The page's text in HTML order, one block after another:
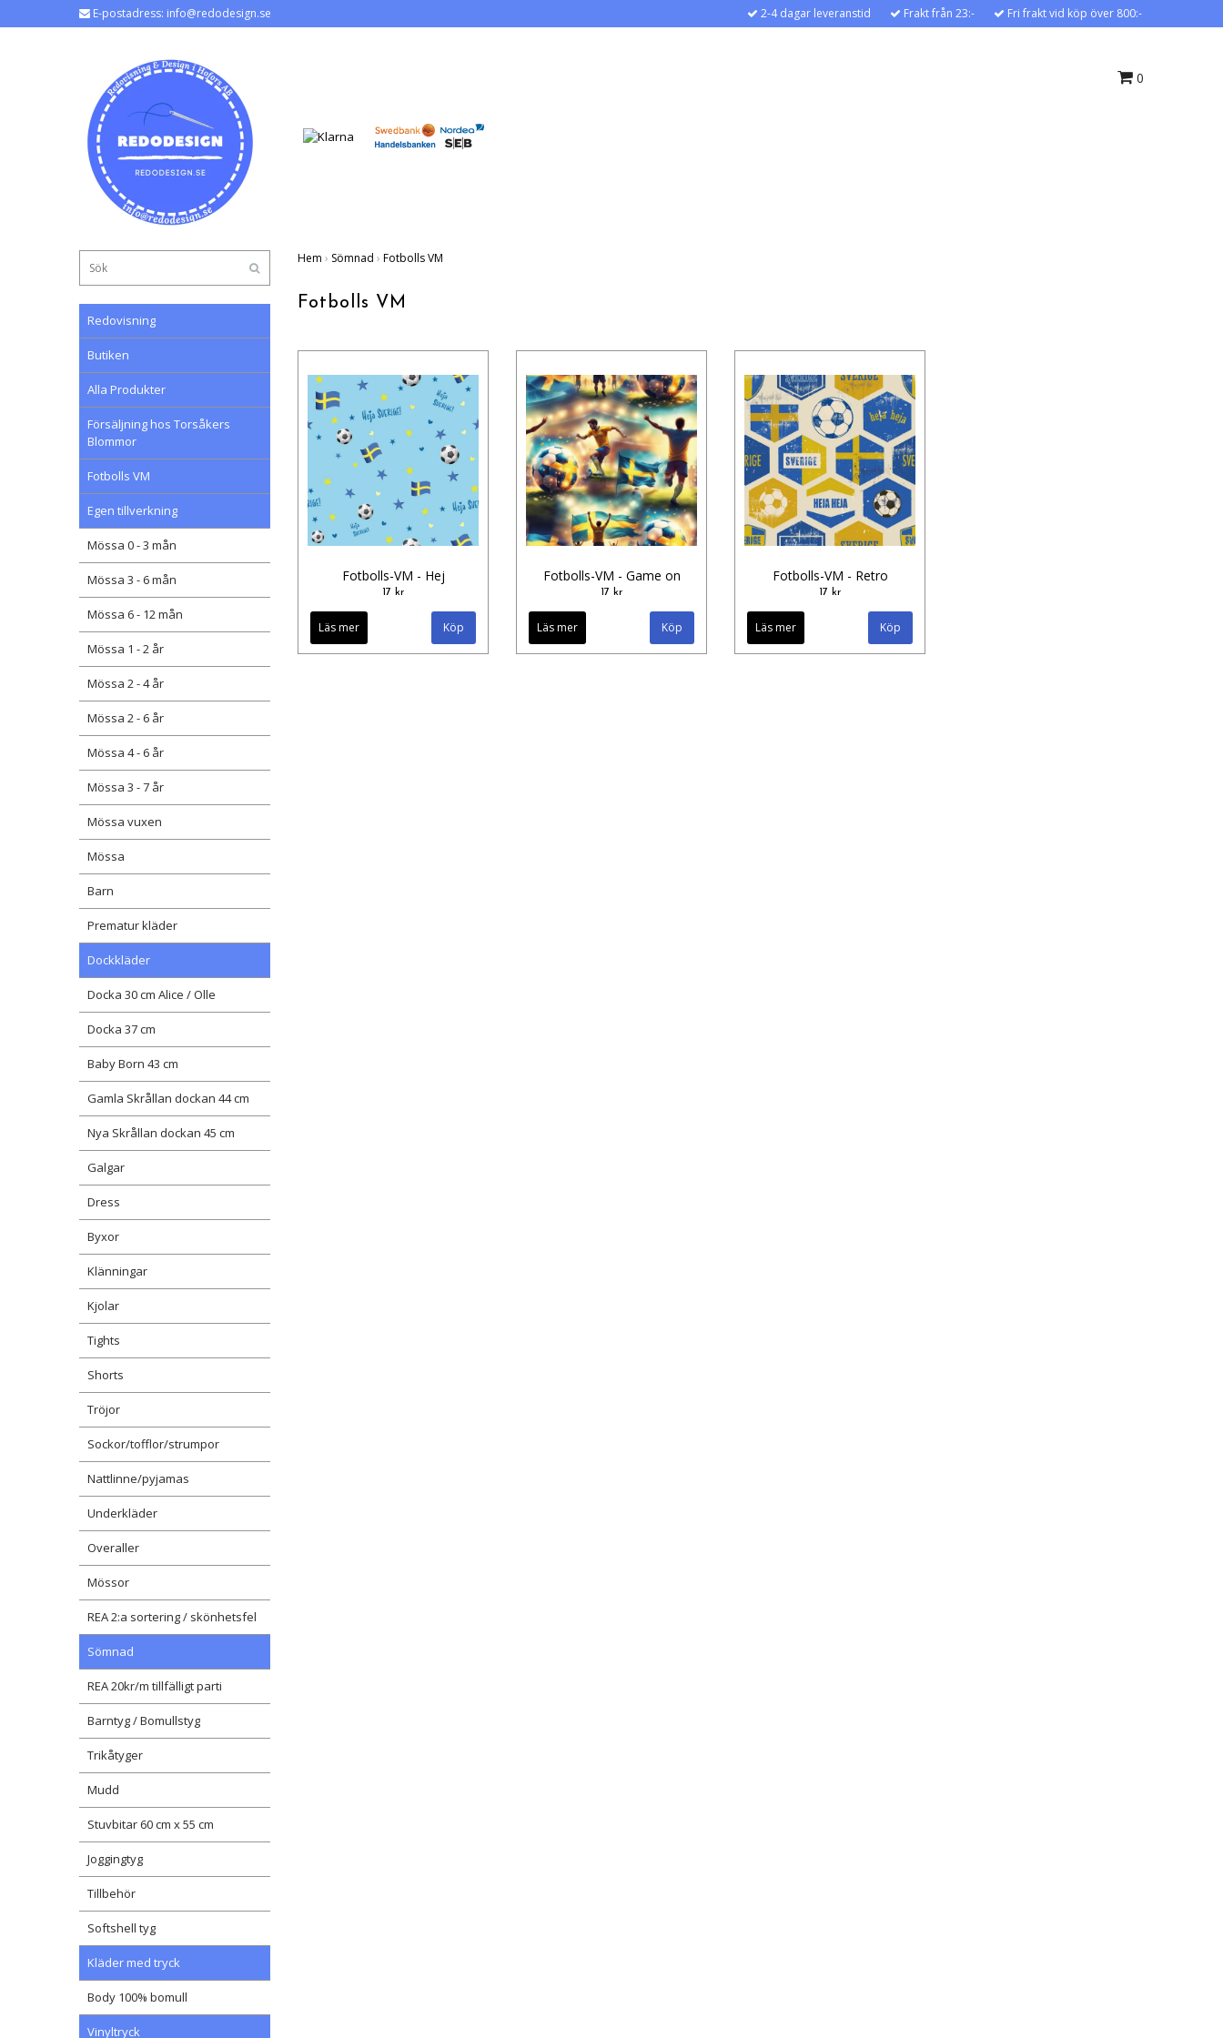
E-postadress: info@redodesign.se 2-4 dagar leveranstid Frakt från 23:- Fri frakt vid köp över 800:-
0
Redovisning
Butiken
Alla Produkter
Försäljning hos Torsåkers
Blommor
Fotbolls VM
Egen tillverkning
Mössa 0 - 3 mån
Mössa 3 - 6 mån
Mössa 6 - 12 mån
Mössa 1 - 2 år
Mössa 2 - 4 år
Mössa 2 - 6 år
Mössa 4 - 6 år
Mössa 3 - 7 år
Mössa vuxen
Mössa
Barn
Prematur kläder
Dockkläder
Docka 30 cm Alice / Olle
Docka 37 cm
Baby Born 43 cm
Gamla Skrållan dockan 44 cm
Nya Skrållan dockan 45 cm
Galgar
Dress
Byxor
Klänningar
Kjolar
Tights
Shorts
Tröjor
Sockor/tofflor/strumpor
Nattlinne/pyjamas
Underkläder
Overaller
Mössor
REA 2:a sortering / skönhetsfel
Sömnad
REA 20kr/m tillfälligt parti
Barntyg / Bomullstyg
Trikåtyger
Mudd
Stuvbitar 60 cm x 55 cm
Joggingtyg
Tillbehör
Softshell tyg
Kläder med tryck
Body 100% bomull
Vinyltryck
Hem › Sömnad › Fotbolls VM
Fotbolls VM
Fotbolls-VM - Hej
17 kr
Läs mer
Fotbolls-VM - Game on
17 kr
Läs mer
Fotbolls-VM - Retro
17 kr
Läs mer